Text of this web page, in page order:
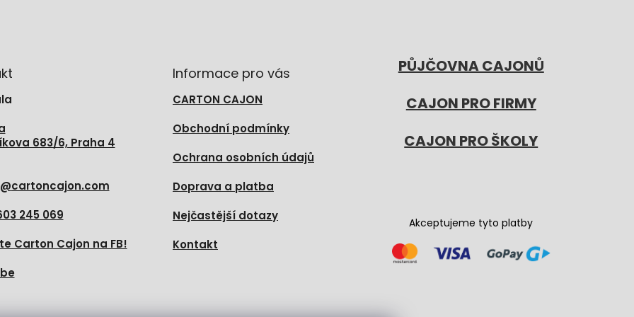
683/6, Praha 4
@cartoncajon.com
245 069
Carton Cajon na FB!
Informace pro vás
CARTON CAJON
Obchodní podmínky
Ochrana osobních údajů
Doprava a platba
Nejčastější dotazy
Kontakt
PŮJČOVNA CAJONŮ
CAJON PRO FIRMY
CAJON PRO ŠKOLY
Akceptujeme tyto platby